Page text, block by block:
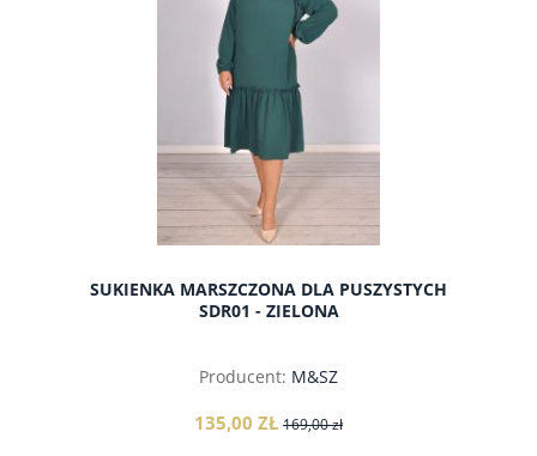
SUKIENKA MARSZCZONA DLA PUSZYSTYCH
SDR01 - ZIELONA
Producent: M&SZ
135,00 ZŁ 169,00 zł